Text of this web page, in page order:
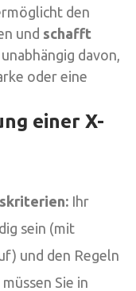
den
und schafft
davon,
oder eine
einer X-
Ihr
sein (mit
und den Regeln
Sie in